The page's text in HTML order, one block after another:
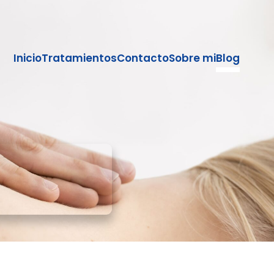
InicioTratamientosContactoSobre miBlog